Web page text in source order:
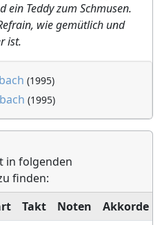
ein Teddy zum Schmusen.
wie gemütlich und
ist.
(1995)
(1995)
in folgenden
finden:
Takt Noten Akkorde